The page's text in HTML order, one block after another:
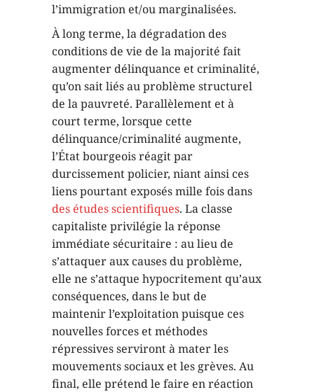
l’immigration et/ou marginalisées.
À long terme, la dégradation des
conditions de vie de la majorité fait
augmenter délinquance et criminalité,
qu’on sait liés au problème structurel
de la pauvreté. Parallèlement et à
court terme, lorsque cette
délinquance/criminalité augmente,
l’État bourgeois réagit par
durcissement policier, niant ainsi ces
liens pourtant exposés mille fois dans
des études scientifiques. La classe
capitaliste privilégie la réponse
immédiate sécuritaire : au lieu de
s’attaquer aux causes du problème,
elle ne s’attaque hypocritement qu’aux
conséquences, dans le but de
maintenir l’exploitation puisque ces
nouvelles forces et méthodes
répressives serviront à mater les
mouvements sociaux et les grèves. Au
final, elle prétend le faire en réaction